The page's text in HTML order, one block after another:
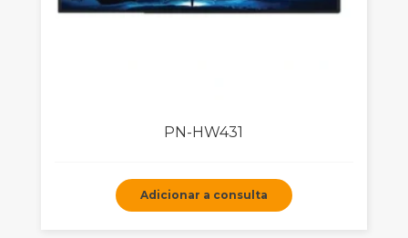
PN-HW431
Adicionar a consulta